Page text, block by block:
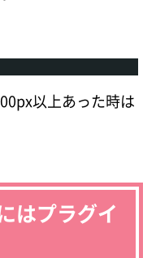
以上あった時は
はプラグイ